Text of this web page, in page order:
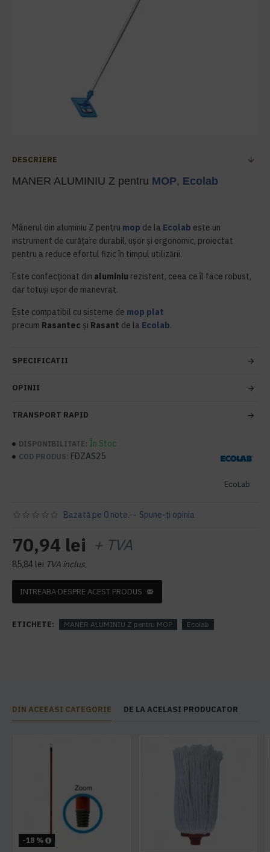
DESCRIERE
MANER ALUMINIU Z pentru MOP, Ecolab
Mânerul din aluminiu Z pentru mop de la Ecolab este un
instrument de curățare durabil, ușor și ergonomic, proiectat
pentru a reduce efortul fizic în timpul utilizării.
Este confecționat din aluminiu rezistent, ceea ce îl face robust,
dar totuși ușor de manevrat.
Este compatibil cu sisteme de mop plat
precum Rasantec și Rasant de la Ecolab.
SPECIFICATII
OPINII
TRANSPORT RAPID
DISPONIBILITATE: În Stoc
COD PRODUS: FDZAS25
EcoLab
Bazată pe 0 note. - Spune-ţi opinia
70,94 lei + TVA
85,84 lei TVA inclus
INTREABA DESPRE ACEST PRODUS
ETICHETE: MANER ALUMINIU Z pentru MOP Ecolab
DIN ACEEASI CATEGORIE DE LA ACELASI PRODUCATOR
-18 %